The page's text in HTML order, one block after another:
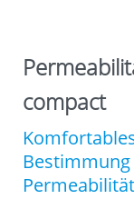
compact